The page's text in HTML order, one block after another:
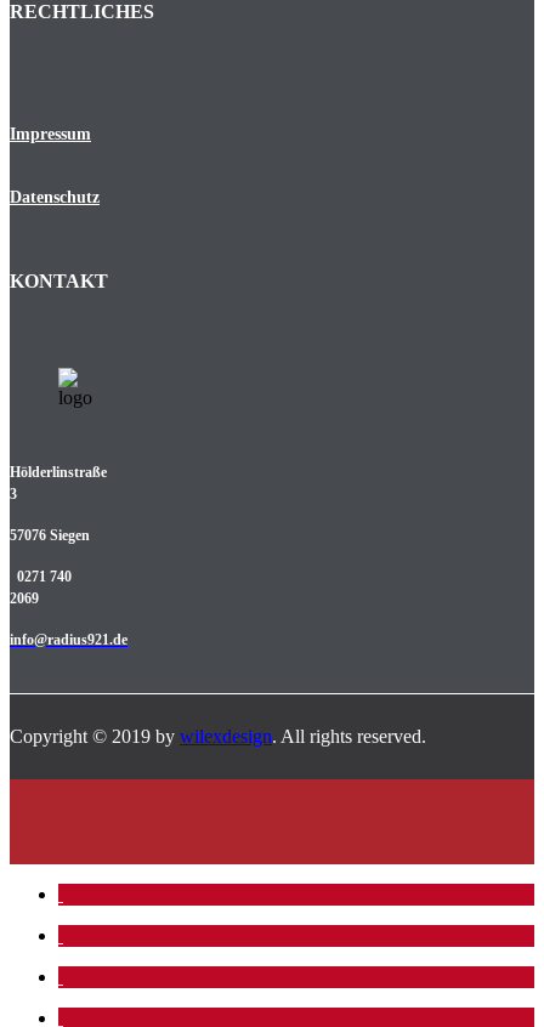
RECHTLICHES
Impressum
Datenschutz
KONTAKT
Hölderlinstraße
3
57076 Siegen
0271 740
2069
info@radius921.de
Copyright © 2019 by wilexdesign. All rights reserved.